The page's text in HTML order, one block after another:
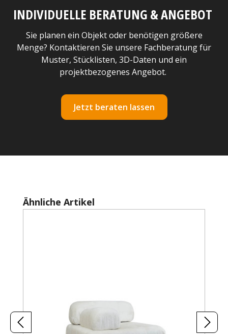
INDIVIDUELLE BERATUNG & ANGEBOT
Sie planen ein Objekt oder benötigen größere
Menge? Kontaktieren Sie unsere Fachberatung für
Muster, Stücklisten, 3D-Daten und ein
projektbezogenes Angebot.
Jetzt beraten lassen
Produktgalerie überspringen
Ähnliche Artikel